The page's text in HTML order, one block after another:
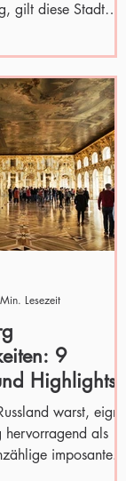
gilt diese Stadt
9
Highlights
warst, eignet
hervorragend als
imposante...
Lesezeit